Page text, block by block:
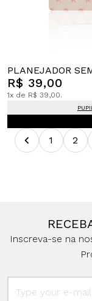
PLANEJADOR
R$ 39,00
1x de R$ 39,00.
1
2
Inscreva-se na